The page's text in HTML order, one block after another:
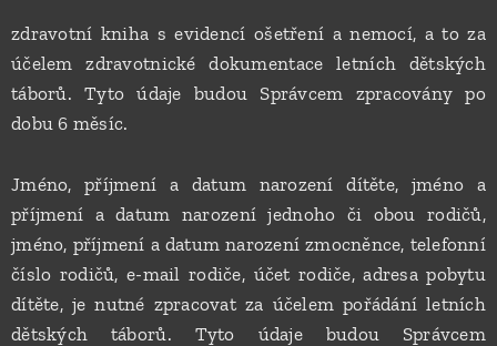
zdravotní kniha s evidencí ošetření a nemocí, a to za
účelem zdravotnické dokumentace letních dětských
táborů. Tyto údaje budou Správcem zpracovány po
dobu 6 měsíc.
Jméno, příjmení a datum narození dítěte, jméno a
příjmení a datum narození jednoho či obou rodičů,
jméno, příjmení a datum narození zmocněnce, telefonní
číslo rodičů, e-mail rodiče, účet rodiče, adresa pobytu
dítěte, je nutné zpracovat za účelem pořádání letních
dětských táborů. Tyto údaje budou Správcem